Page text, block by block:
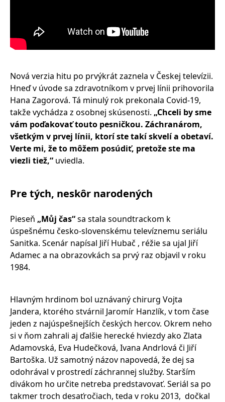
Nová verzia hitu po prvýkrát zaznela v Českej televízii.
Hneď v úvode sa zdravotníkom v prvej línii prihovorila
Hana Zagorová. Tá minulý rok prekonala Covid-19,
takže vychádza z osobnej skúsenosti. „Chceli by sme
vám poďakovať touto pesničkou. Záchranárom,
všetkým v prvej línii, ktorí ste takí skvelí a obetaví.
Verte mi, že to môžem posúdiť, pretože ste ma
viezli tiež,“ uviedla.
Pre tých, neskôr narodených
Pieseň „Můj čas“sa stala soundtrackom k
úspešnému česko-slovenskému televíznemu seriálu
Sanitka. Scenár napísal Jiří Hubač , réžie sa ujal Jiří
Adamec a na obrazovkách sa prvý raz objavil v roku
1984.
Hlavným hrdinom bol uznávaný chirurg Vojta
Jandera, ktorého stvárnil Jaromír Hanzlík, v tom čase
jeden z najúspešnejších českých hercov. Okrem neho
si v ňom zahrali aj ďalšie herecké hviezdy ako Zlata
Adamovská, Eva Hudečková, Ivana Andrlová či Jiří
Bartoška. Už samotný názov napovedá, že dej sa
odohrával v prostredí záchrannej služby. Starším
divákom ho určite netreba predstavovať. Seriál sa po
takmer troch desaťročiach, teda v roku 2013, dočkal